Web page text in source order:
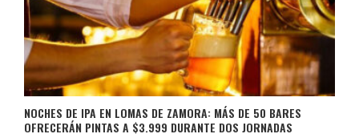
NOCHES DE IPA EN LOMAS DE ZAMORA: MÁS DE 50 BARES
OFRECERÁN PINTAS A $3.999 DURANTE DOS JORNADAS